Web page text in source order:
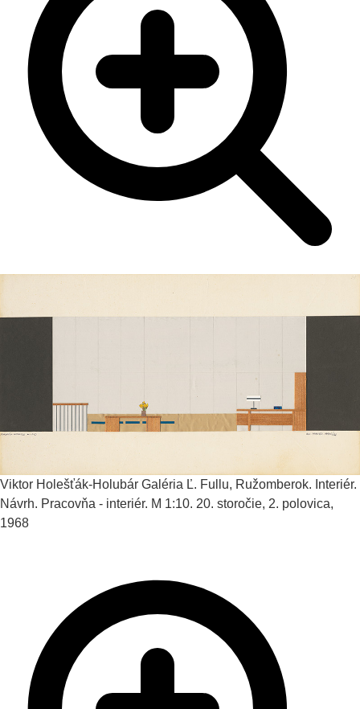
Viktor Holešťák-Holubár Galéria Ľ. Fullu, Ružomberok. Interiér.
Návrh. Pracovňa - interiér. M 1:10. 20. storočie, 2. polovica,
1968